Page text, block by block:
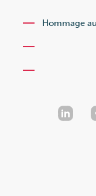
Hommage